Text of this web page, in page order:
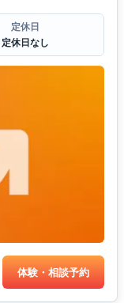
定休日
定休日なし
体験・相談予約